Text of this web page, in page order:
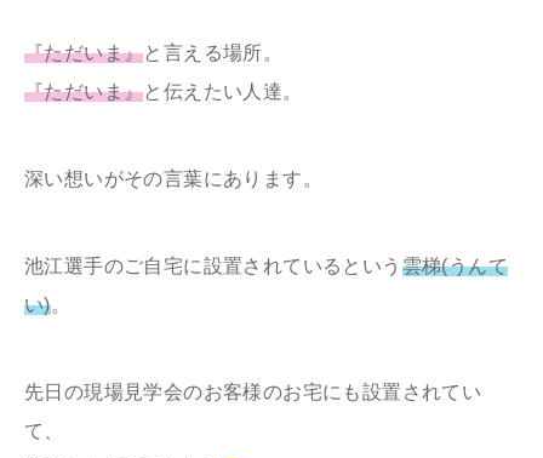
『ただいま』と言える場所。
『ただいま』と伝えたい人達。
深い想いがその言葉にあります。
池江選手のご自宅に設置されているという 雲梯(うんて
い)。
先日の現場見学会のお客様のお宅にも設置されてい
て、